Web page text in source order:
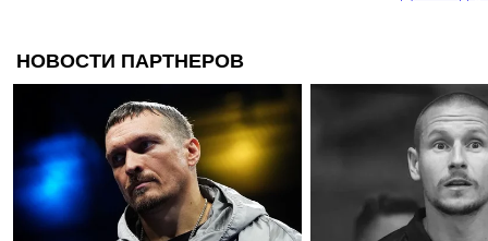
просит,
другие
05.08.26 08:00
Главное
Лужного,
Артеты,